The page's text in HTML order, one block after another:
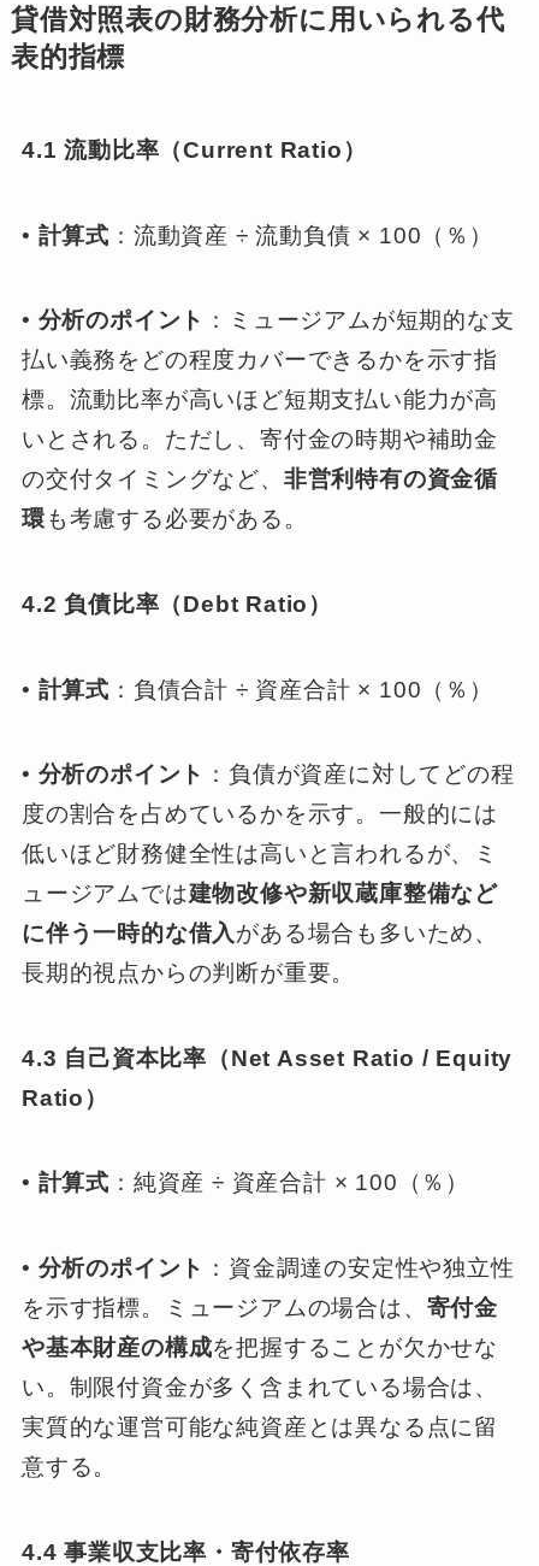
貸借対照表の財務分析に用いられる代
表的指標
4.1 流動比率（Current Ratio）
• 計算式 ：流動資産 ÷ 流動負債 × 100（％）
• 分析のポイント ：ミュージアムが短期的な支
払い義務をどの程度カバーできるかを示す指
標。流動比率が高いほど短期支払い能力が高
いとされる。ただし、寄付金の時期や補助金
の交付タイミングなど、 非営利特有の資金循
環も考慮する必要がある。
4.2 負債比率（Debt Ratio）
• 計算式 ：負債合計 ÷ 資産合計 × 100（％）
• 分析のポイント ：負債が資産に対してどの程
度の割合を占めているかを示す。一般的には
低いほど財務健全性は高いと言われるが、ミ
ュージアムでは建物改修や新収蔵庫整備など
に伴う一時的な借入がある場合も多いため、
長期的視点からの判断が重要。
4.3 自己資本比率（Net Asset Ratio / Equity
Ratio）
• 計算式 ：純資産 ÷ 資産合計 × 100（％）
• 分析のポイント ：資金調達の安定性や独立性
を示す指標。ミュージアムの場合は、 寄付金
や基本財産の構成を把握することが欠かせな
い。制限付資金が多く含まれている場合は、
実質的な運営可能な純資産とは異なる点に留
意する。
4.4 事業収支比率・寄付依存率